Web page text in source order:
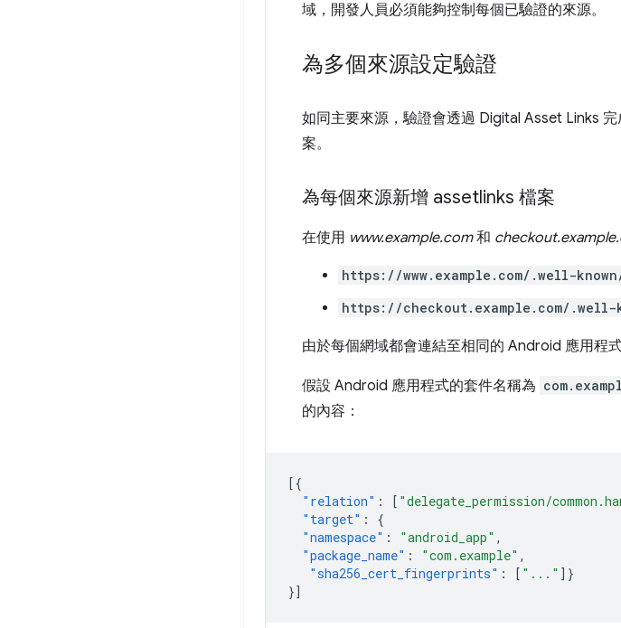
域，開發人員必須能夠控制每個已驗證的來源。
為多個來源設定驗證
如同主要來源，驗證會透過 Digital Asset Links
案。
為每個來源新增 assetlinks 檔案
在使用 www.example.com和
https://www.example.com/.well-
https://checkout.example.com/.well-
由於每個網域都會連結至相同的 Android 應用程
假設 Android 應用程式的套件名稱為
的內容：
[{
"relation" : [ "delegate_permission/
"target" :
{
"namespace" : "android_app" ,
"package_name" : "com.example" ,
"sha256_cert_fingerprints" : [ "..." ]}
}]